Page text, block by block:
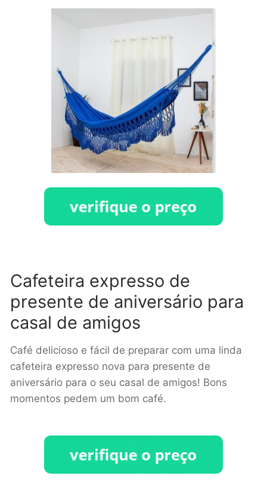
Cafeteira expresso de
presente de aniversário para
casal de amigos
Café delicioso e fácil de preparar com uma linda
cafeteira expresso nova para presente de
aniversário para o seu casal de amigos! Bons
momentos pedem um bom café.